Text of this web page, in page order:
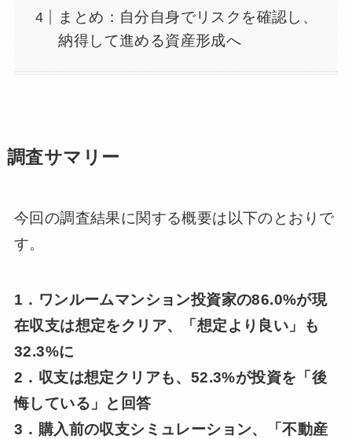
まとめ：自分自身でリスクを確認し、
納得して進める資産形成へ
調査サマリー
今回の調査結果に関する概要は以下のとおりで
す。
1．ワンルームマンション投資家の86.0%が現
在収支は想定をクリア、「想定より良い」も
32.3%に
2．収支は想定クリアも、52.3%が投資を「後
悔している」と回答
3．購入前の収支シミュレーション、「不動産